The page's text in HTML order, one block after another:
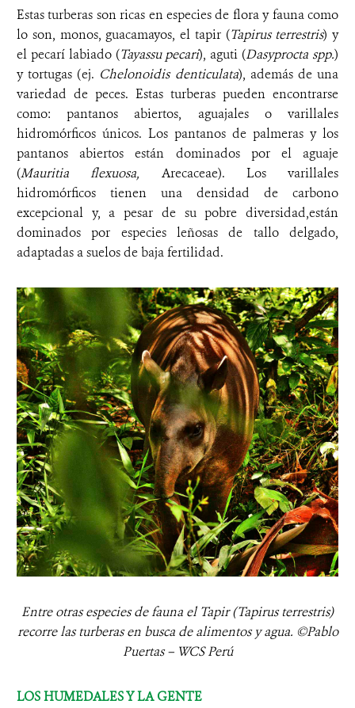
Estas turberas son ricas en especies de flora y fauna como
lo son, monos, guacamayos, el tapir (Tapirus terrestris) y
el pecarí labiado (Tayassu pecari), aguti (Dasyprocta spp.)
y tortugas (ej. Chelonoidis denticulata), además de una
variedad de peces. Estas turberas pueden encontrarse
como: pantanos abiertos, aguajales o varillales
hidromórficos únicos. Los pantanos de palmeras y los
pantanos abiertos están dominados por el aguaje
(Mauritia flexuosa, Arecaceae). Los varillales
hidromórficos tienen una densidad de carbono
excepcional y, a pesar de su pobre diversidad,están
dominados por especies leñosas de tallo delgado,
adaptadas a suelos de baja fertilidad.
Entre otras especies de fauna el Tapir (Tapirus terrestris)
recorre las turberas en busca de alimentos y agua. ©Pablo
Puertas – WCS Perú
LOS HUMEDALES Y LA GENTE